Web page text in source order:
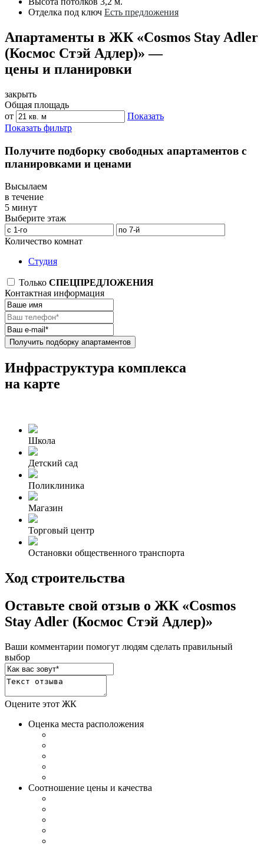
Отделка под ключ Есть предложения
Апартаменты в ЖК «Cosmos Stay Adler
(Космос Стэй Адлер)» —
цены и планировки
закрыть
Общая площадь
от
Показать
Показать фильтр
Получите подборку свободных апартаментов с
планировками и ценами
Высылаем
в течение
5 минут
Выберите этаж
Количество комнат
Студия
Только СПЕЦПРЕДЛОЖЕНИЯ
Контактная информация
Получить подборку апартаментов
Инфраструктура комплекса
на карте
Школа
Детский сад
Поликлиника
Магазин
Торговый центр
Остановки общественного транспорта
Ход строительства
Оставьте свой отзыв о ЖК «Cosmos
Stay Adler (Космос Стэй Адлер)»
Ваши комментарии помогут людям сделать правильный
выбор
Оцените этот ЖК
Оценка места расположения
Соотношение цены и качества